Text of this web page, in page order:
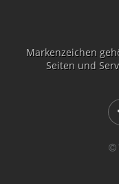
Markenzeichen
Seiten und